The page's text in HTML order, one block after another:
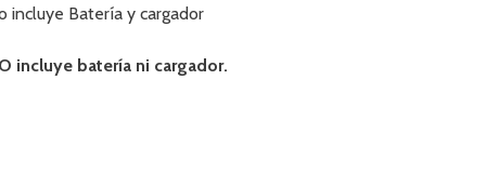
incluye Batería y cargador
incluye batería ni cargador.